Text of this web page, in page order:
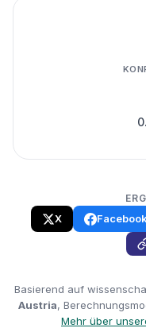
X Facebook
Basierend auf
Austria,
Mehr über